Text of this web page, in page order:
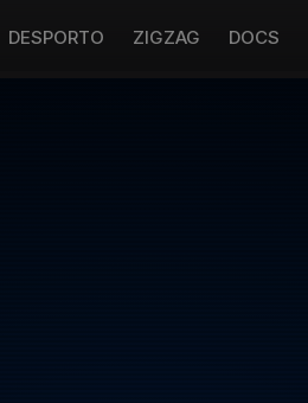
DESPORTO ZIGZAG DOCS